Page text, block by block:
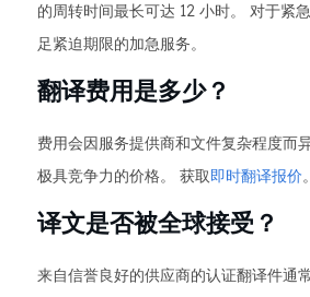
的周转时间最长可达 12 小时。 对于紧
足紧迫期限的加急服务。
翻译费用是多少？
费用会因服务提供商和文件复杂程度而
极具竞争力的价格。 获取即时翻译报价。
译文是否被全球接受？
来自信誉良好的供应商的认证翻译件通